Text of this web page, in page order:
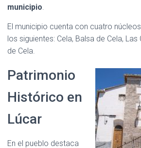
municipio.
El municipio cuenta con cuatro
los siguientes: Cela, Balsa de Cela, Las
de Cela.
Patrimonio
Histórico en
Lúcar
En el pueblo destaca